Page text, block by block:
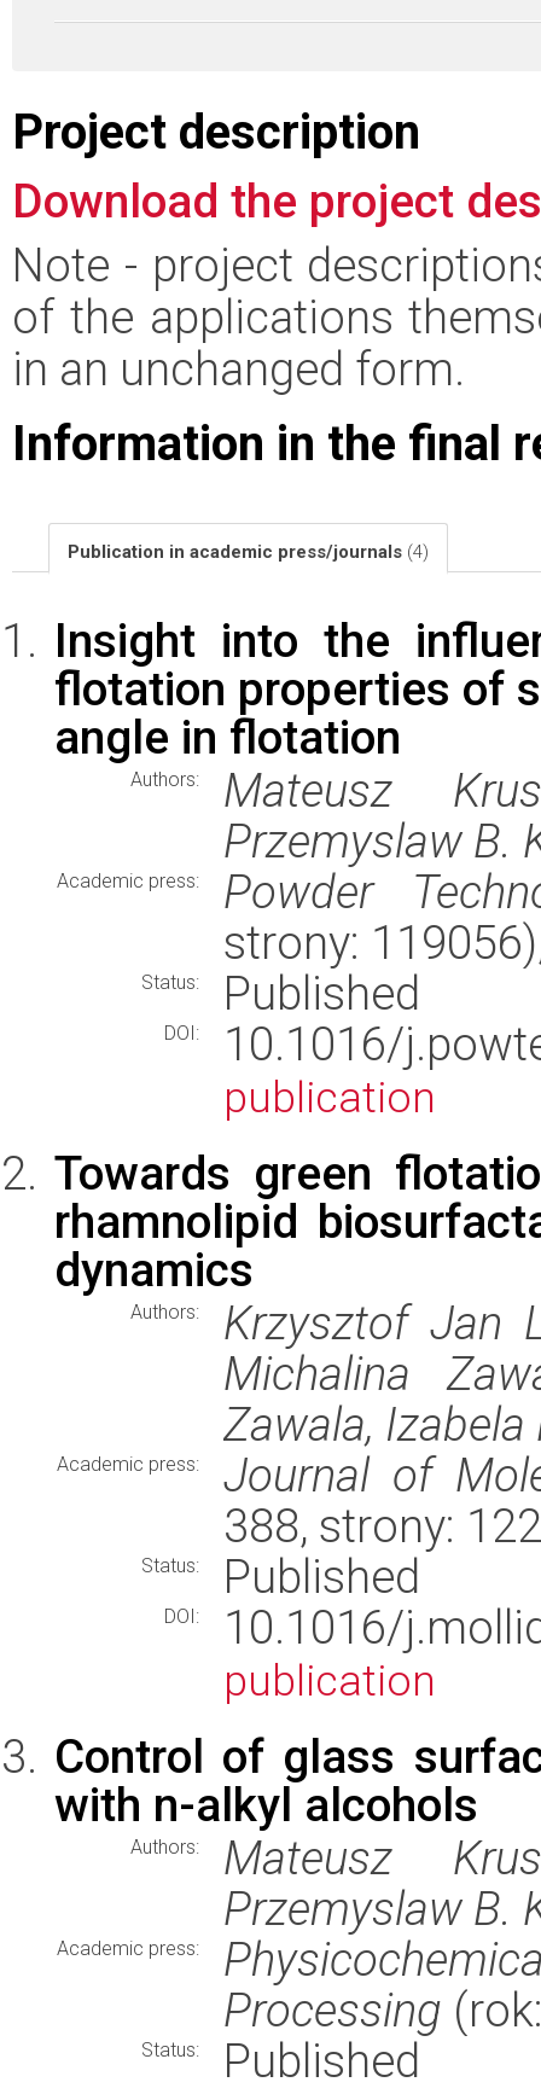
Project description
Download the project
Note - project
of the applications
in an unchanged form.
Information in the final
Publication in academic press/journals (4)
Insight into the
flotation properties of
angle in flotation
Authors:
Mateusz
Przemyslaw B.
Academic press:
Powder
strony:
Status: Published
DOI: 10.1016/
publication
Towards green
rhamnolipid
dynamics
Authors:
Krzysztof Jan
Michalina
Zawala,
Academic press:
Journal of
388, strony:
Status: Published
DOI: 10.1016/
publication
Control of glass
with n-alkyl alcohols
Authors:
Mateusz
Przemyslaw B.
Academic press:
Processing
Status:
Published